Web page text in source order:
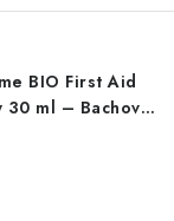
BIO First Aid
– Bachovy
Praha 1